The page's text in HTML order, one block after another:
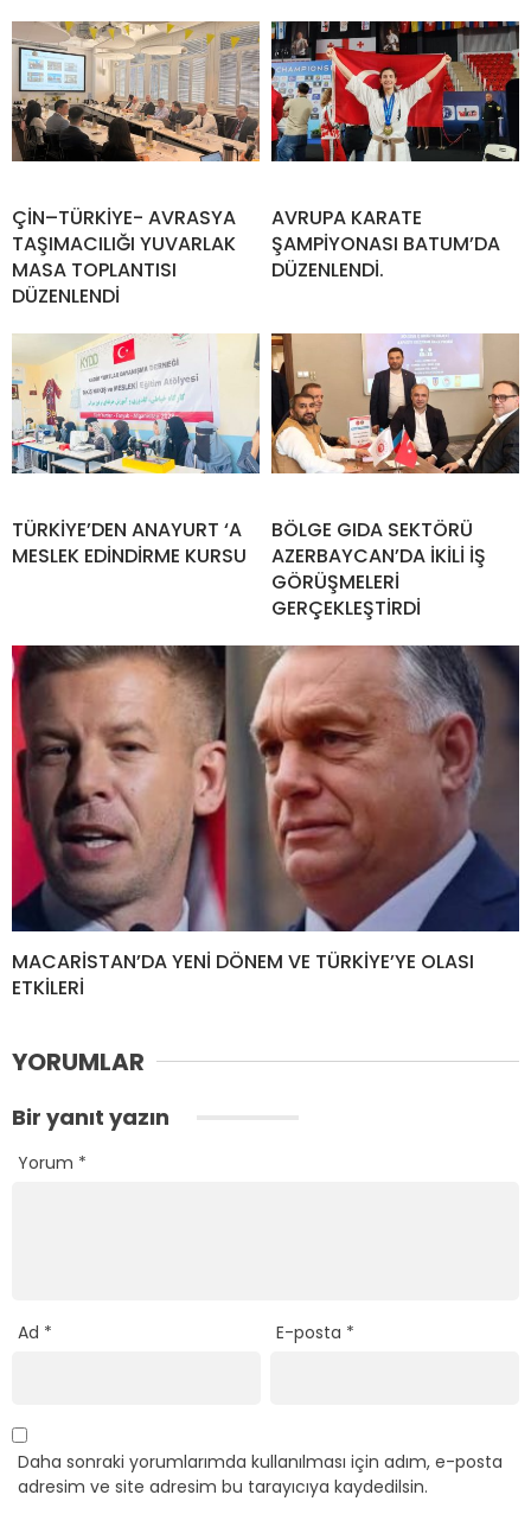
ÇİN–TÜRKİYE- AVRASYA
TAŞIMACILIĞI YUVARLAK
MASA TOPLANTISI
DÜZENLENDİ
AVRUPA KARATE
ŞAMPİYONASI BATUM’DA
DÜZENLENDİ.
TÜRKİYE’DEN ANAYURT ‘A
MESLEK EDİNDİRME KURSU
BÖLGE GIDA SEKTÖRÜ
AZERBAYCAN’DA İKİLİ İŞ
GÖRÜŞMELERİ
GERÇEKLEŞTİRDİ
MACARİSTAN’DA YENİ DÖNEM VE TÜRKİYE’YE OLASI
ETKİLERİ
YORUMLAR
Bir yanıt yazın
Yorum *
Ad * E-posta *
Daha sonraki yorumlarımda kullanılması için adım, e-posta
adresim ve site adresim bu tarayıcıya kaydedilsin.